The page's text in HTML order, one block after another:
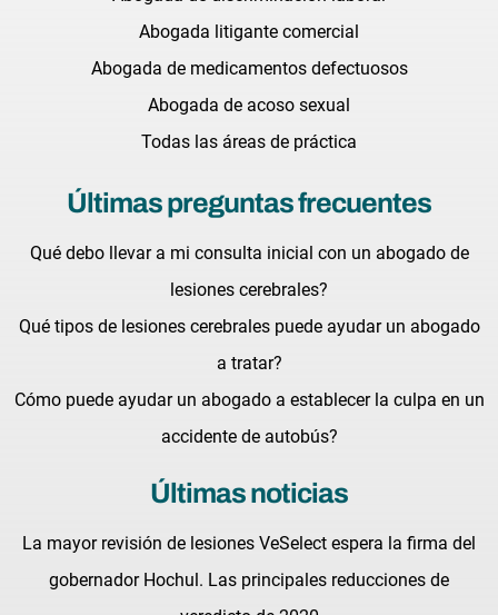
Abogada litigante comercial
Abogada de medicamentos defectuosos
Abogada de acoso sexual
Todas las áreas de práctica
Últimas preguntas frecuentes
Qué debo llevar a mi consulta inicial con un abogado de
lesiones cerebrales?
Qué tipos de lesiones cerebrales puede ayudar un abogado
a tratar?
Cómo puede ayudar un abogado a establecer la culpa en un
accidente de autobús?
Últimas noticias
La mayor revisión de lesiones VeSelect espera la firma del
gobernador Hochul. Las principales reducciones de